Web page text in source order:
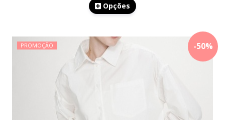
Opções
-50%
PROMOÇÃO